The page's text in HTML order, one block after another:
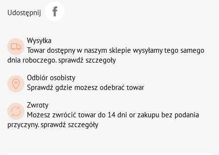
Udostępnij
Wysyłka
Towar dostępny w naszym sklepie wysyłamy tego samego
dnia roboczego. sprawdź szczegoły
Odbiór osobisty
Sprawdź gdzie możesz odebrać towar
Zwroty
Możesz zwrócić towar do 14 dni or zakupu bez podania
przyczyny. sprawdź szczegóły